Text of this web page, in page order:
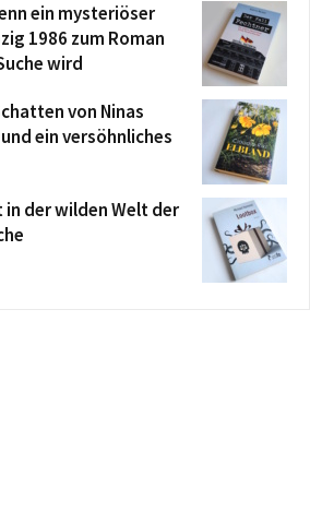
ein mysteriöser
1986 zum Roman
wird
von Ninas
ein versöhnliches
der wilden Welt der